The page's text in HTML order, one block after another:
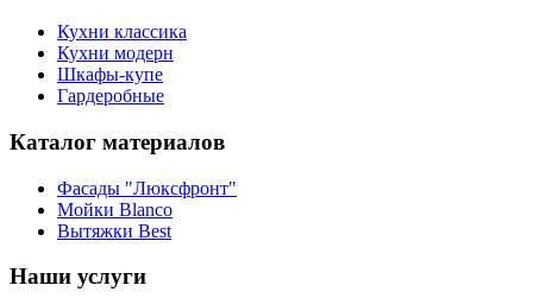
Кухни классика
Кухни модерн
Шкафы-купе
Гардеробные
Каталог материалов
Фасады "Люксфронт"
Мойки Blanco
Вытяжки Best
Наши услуги